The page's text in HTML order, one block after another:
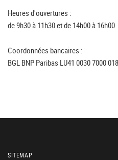
Heures d'ouvertures :
de 9h30 à 11h30 et de 14h00 à 16h00
Coordonnées bancaires :
BGL BNP Paribas LU41 0030 7000
SITEMAP